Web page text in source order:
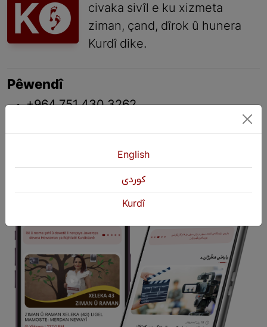
civaka sivîl e ku xizmeta
ziman, çand, dîrok û hunera
Kurdî dike.
Pêwendî
+964 751 430 3262
English
كوردی
Kurdî